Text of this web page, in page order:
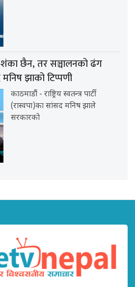
शंका छैन, तर सञ्चालनको ढंग
झाको टिप्पणी
काठमाडौं - राष्ट्रिय स्वतन्त्र पार्टी
(रास्वपा)का सांसद मनिष झाले
सरकारको